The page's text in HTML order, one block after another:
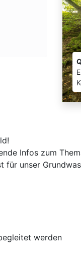
Infos zum
unser
werden